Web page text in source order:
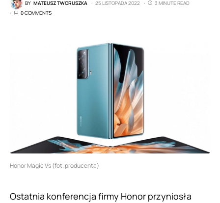
BY MATEUSZ TWORUSZKA 25 LISTOPADA 2022
3 MINUTE READ
0 COMMENTS
Honor Magic Vs (fot. producenta)
Ostatnia konferencja firmy Honor przyniosła